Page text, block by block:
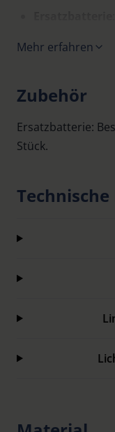
Mehr erfahren
Zubehör
Ersatzbatterie:
Stück.
Technische